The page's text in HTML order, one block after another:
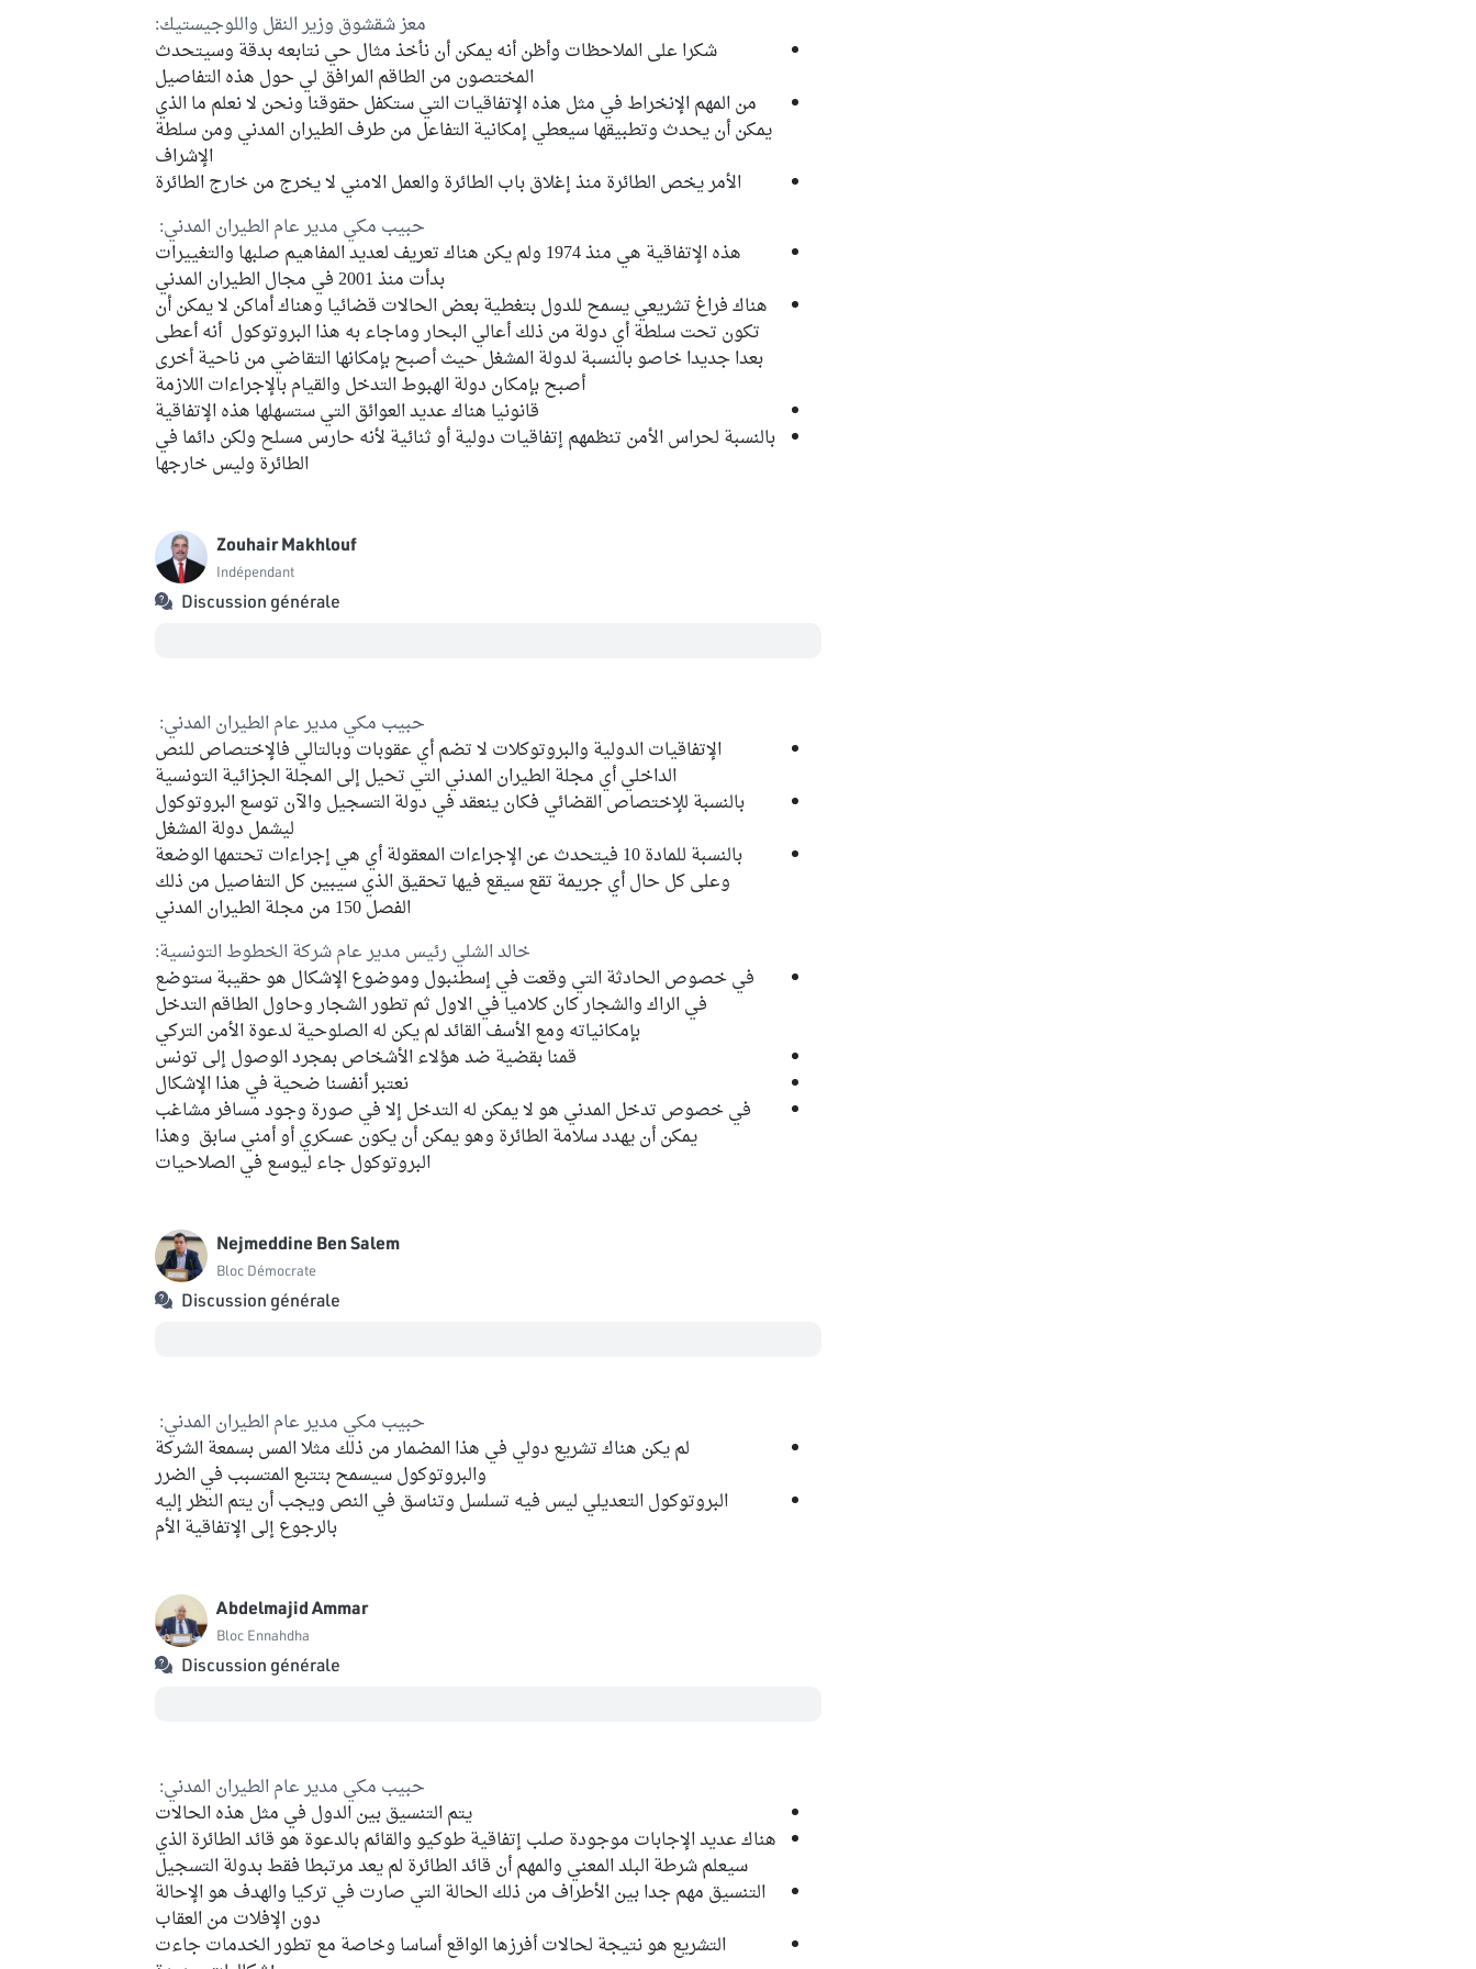
معز شقشوق وزير النقل واللوجيستيك:
شكرا على الملاحظات وأظن أنه يمكن أن نأخذ مثال حي نتابعه بدقة وسيتحدث
المختصون من الطاقم المرافق لي حول هذه التفاصيل
من المهم الإنخراط في مثل هذه الإتفاقيات التي ستكفل حقوقنا ونحن لا نعلم ما الذي
يمكن أن يحدث وتطبيقها سيعطي إمكانية التفاعل من طرف الطيران المدني ومن سلطة
الإشراف
الأمر يخص الطائرة منذ إغلاق باب الطائرة والعمل الامني لا يخرج من خارج الطائرة
حبيب مكي مدير عام الطيران المدني:
هذه الإتفاقية هي منذ 1974 ولم يكن هناك تعريف لعديد المفاهيم صلبها والتغييرات
بدأت منذ 2001 في مجال الطيران المدني
هناك فراغ تشريعي يسمح للدول بتغطية بعض الحالات قضائيا وهناك أماكن لا يمكن أن
تكون تحت سلطة أي دولة من ذلك أعالي البحار وماجاء به هذا البروتوكول أنه أعطى
بعدا جديدا خاصو بالنسبة لدولة المشغل حيث أصبح بإمكانها التقاضي من ناحية أخرى
أصبح بإمكان دولة الهبوط التدخل والقيام بالإجراءات اللازمة
قانونيا هناك عديد العوائق التي ستسهلها هذه الإتفاقية
بالنسبة لحراس الأمن تنظمهم إتفاقيات دولية أو ثنائية لأنه حارس مسلح ولكن دائما في
الطائرة وليس خارجها
Zouhair Makhlouf
Indépendant
Discussion générale
حبيب مكي مدير عام الطيران المدني:
الإتفاقيات الدولية والبروتوكلات لا تضم أي عقوبات وبالتالي فالإختصاص للنص
الداخلي أي مجلة الطيران المدني التي تحيل إلى المجلة الجزائية التونسية
بالنسبة للإختصاص القضائي فكان ينعقد في دولة التسجيل والآن توسع البروتوكول
ليشمل دولة المشغل
بالنسبة للمادة 10 فيتحدث عن الإجراءات المعقولة أي هي إجراءات تحتمها الوضعة
وعلى كل حال أي جريمة تقع سيقع فيها تحقيق الذي سيبين كل التفاصيل من ذلك
الفصل 150 من مجلة الطيران المدني
خالد الشلي رئيس مدير عام شركة الخطوط التونسية:
في خصوص الحادثة التي وقعت في إسطنبول وموضوع الإشكال هو حقيبة ستوضع
في الراك والشجار كان كلاميا في الاول ثم تطور الشجار وحاول الطاقم التدخل
بإمكانياته ومع الأسف القائد لم يكن له الصلوحية لدعوة الأمن التركي
قمنا بقضية ضد هؤلاء الأشخاص بمجرد الوصول إلى تونس
نعتبر أنفسنا ضحية في هذا الإشكال
في خصوص تدخل المدني هو لا يمكن له التدخل إلا في صورة وجود مسافر مشاغب
يمكن أن يهدد سلامة الطائرة وهو يمكن أن يكون عسكري أو أمني سابق وهذا
البروتوكول جاء ليوسع في الصلاحيات
Nejmeddine Ben Salem
Bloc Démocrate
Discussion générale
حبيب مكي مدير عام الطيران المدني:
لم يكن هناك تشريع دولي في هذا المضمار من ذلك مثلا المس بسمعة الشركة
والبروتوكول سيسمح بتتبع المتسبب في الضرر
البروتوكول التعديلي ليس فيه تسلسل وتناسق في النص ويجب أن يتم النظر إليه
بالرجوع إلى الإتفاقية الأم
Abdelmajid Ammar
Bloc Ennahdha
Discussion générale
حبيب مكي مدير عام الطيران المدني:
يتم التنسيق بين الدول في مثل هذه الحالات
هناك عديد الإجابات موجودة صلب إتفاقية طوكيو والقائم بالدعوة هو قائد الطائرة الذي
سيعلم شرطة البلد المعني والمهم أن قائد الطائرة لم يعد مرتبطا فقط بدولة التسجيل
التنسيق مهم جدا بين الأطراف من ذلك الحالة التي صارت في تركيا والهدف هو الإحالة
دون الإفلات من العقاب
التشريع هو نتيجة لحالات أفرزها الواقع أساسا وخاصة مع تطور الخدمات جاءت